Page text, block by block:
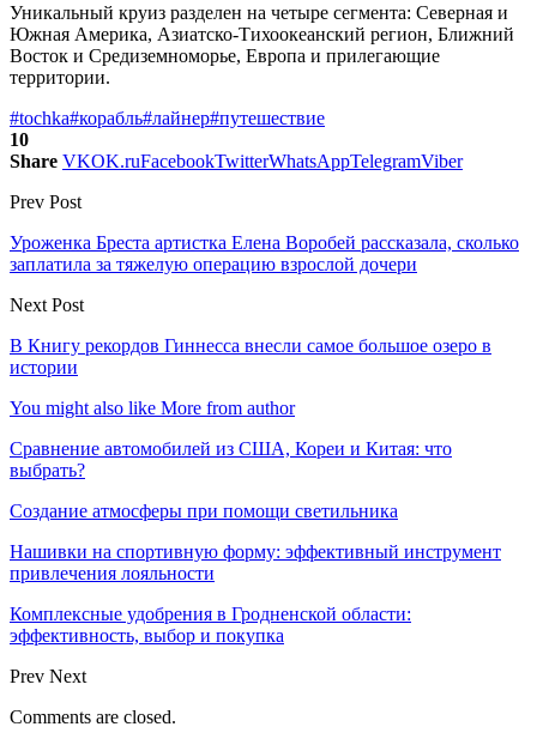
Уникальный круиз разделен на четыре сегмента: Северная и
Южная Америка, Азиатско-Тихоокеанский регион, Ближний
Восток и Средиземноморье, Европа и прилегающие
территории.
#tochka#корабль#лайнер#путешествие
10
Share VKOK.ruFacebookTwitterWhatsAppTelegramViber
Prev Post
Уроженка Бреста артистка Елена Воробей рассказала, сколько
заплатила за тяжелую операцию взрослой дочери
Next Post
В Книгу рекордов Гиннесса внесли самое большое озеро в
истории
You might also like More from author
Сравнение автомобилей из США, Кореи и Китая: что
выбрать?
Создание атмосферы при помощи светильника
Нашивки на спортивную форму: эффективный инструмент
привлечения лояльности
Комплексные удобрения в Гродненской области:
эффективность, выбор и покупка
Prev Next
Comments are closed.